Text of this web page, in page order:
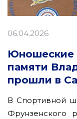
06.04.2026
Юношеские
памяти
прошли в
В Спортивной
Фрунзенского